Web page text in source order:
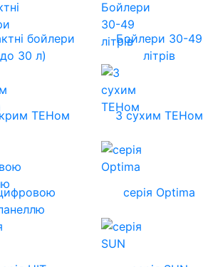
бойлери
30 л)
Бойлери 30-49
літрів
ТЕНом З сухим ТЕНом
серія Optima